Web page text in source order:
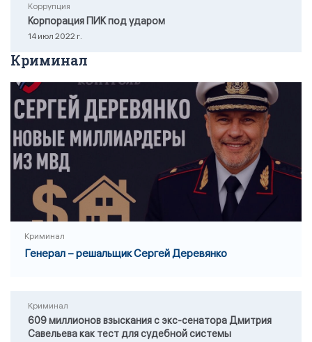
Коррупция
Корпорация ПИК под ударом
14 июл 2022 г.
Криминал
Криминал
Генерал – решальщик Сергей Деревянко
Криминал
609 миллионов взыскания с экс-сенатора Дмитрия
Савельева как тест для судебной системы